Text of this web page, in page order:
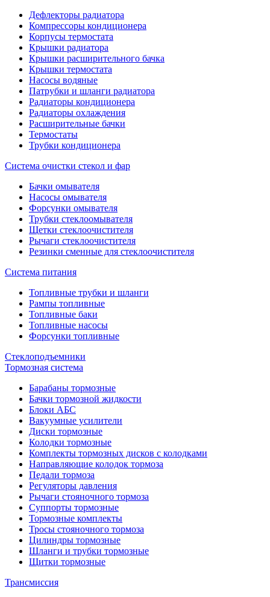
Дефлекторы радиатора
Компрессоры кондиционера
Корпусы термостата
Крышки радиатора
Крышки расширительного бачка
Крышки термостата
Насосы водяные
Патрубки и шланги радиатора
Радиаторы кондиционера
Радиаторы охлаждения
Расширительные бачки
Термостаты
Трубки кондиционера
Система очистки стекол и фар
Бачки омывателя
Насосы омывателя
Форсунки омывателя
Трубки стеклоомывателя
Щетки стеклоочистителя
Рычаги стеклоочистителя
Резинки сменные для стеклоочистителя
Система питания
Топливные трубки и шланги
Рампы топливные
Топливные баки
Топливные насосы
Форсунки топливные
Стеклоподъемники
Тормозная система
Барабаны тормозные
Бачки тормозной жидкости
Блоки АБС
Вакуумные усилители
Диски тормозные
Колодки тормозные
Комплекты тормозных дисков с колодками
Направляющие колодок тормоза
Педали тормоза
Регуляторы давления
Рычаги стояночного тормоза
Суппорты тормозные
Тормозные комплекты
Тросы стояночного тормоза
Цилиндры тормозные
Шланги и трубки тормозные
Щитки тормозные
Трансмиссия